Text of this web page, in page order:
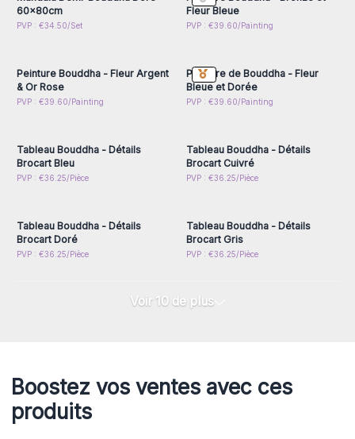
60x80cm
PVP : €34.50/Set
Fleur Bleue
PVP : €39.60/Painting
Connectez-vous ou
Peinture Bouddha - Fleur Argent
& Or Rose
PVP : €39.60/Painting
Connectez-vous ou
Peinture de Bouddha - Fleur
Bleue et Dorée
PVP : €39.60/Painting
Connectez-vous ou
Tableau Bouddha - Détails
Brocart Bleu
PVP : €36.25/Pièce
Connectez-vous ou
Tableau Bouddha - Détails
Brocart Cuivré
PVP : €36.25/Pièce
Connectez-vous ou
Tableau Bouddha - Détails
Brocart Doré
PVP : €36.25/Pièce
Connectez-vous ou
Tableau Bouddha - Détails
Brocart Gris
PVP : €36.25/Pièce
Voir 10 de plus
Boostez vos ventes avec ces
produits